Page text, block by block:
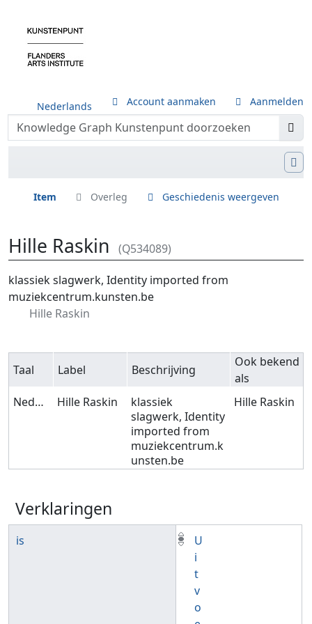
Nederlands Account aanmaken Aanmelden
Item Overleg Geschiedenis weergeven
Hille Raskin (Q534089)
Ga naar:navigatie, zoeken
klassiek slagwerk, Identity imported from
muziekcentrum.kunsten.be
Hille Raskin
Taal Label Beschrijving
Ook bekend
als
Nederlands
Hille Raskin
klassiek
slagwerk, Identity
imported from
muziekcentrum.k
unsten.be
Hille Raskin
Verklaringen
is
U
i
t
v
o